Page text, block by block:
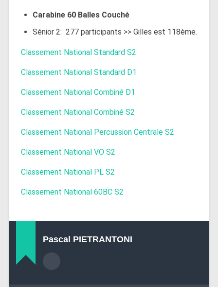
Carabine 60 Balles Couché
Sénior 2: 277 participants >> Gilles est 118ème.
Classement National Standard S2
Classement National Standard D1
Classement National Combiné D1
Classement National Combiné S2
Classement National Percussion Centrale S2
Classement National VO S2
Classement National PL S2
Classement National 60BC S2
Pascal PIETRANTONI